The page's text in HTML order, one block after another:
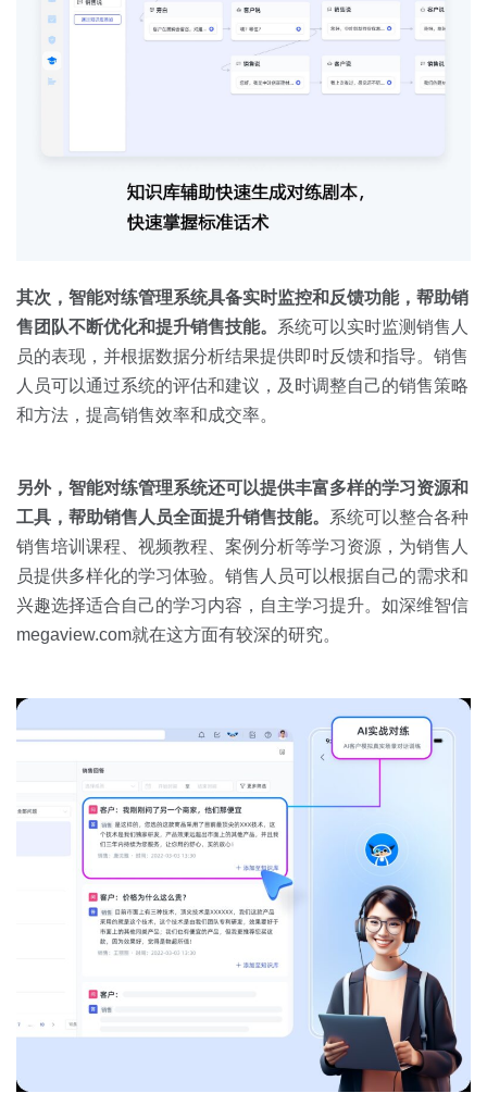
其次，智能对练管理系统具备实时监控和反馈功能，帮助销
售团队不断优化和提升销售技能。 系统可以实时监测销售人
员的表现，并根据数据分析结果提供即时反馈和指导。销售
人员可以通过系统的评估和建议，及时调整自己的销售策略
和方法，提高销售效率和成交率。
另外，智能对练管理系统还可以提供丰富多样的学习资源和
工具，帮助销售人员全面提升销售技能。 系统可以整合各种
销售培训课程、视频教程、案例分析等学习资源，为销售人
员提供多样化的学习体验。销售人员可以根据自己的需求和
兴趣选择适合自己的学习内容，自主学习提升。如深维智信
megaview.com就在这方面有较深的研究。